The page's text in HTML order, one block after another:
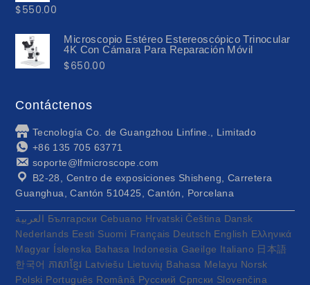
$550.00
Microscopio Estéreo Estereoscópico Trinocular
4K Con Cámara Para Reparación Móvil
$650.00
Contáctenos
Tecnología Co. de Guangzhou Linfine., Limitado
+86 135 705 63771
soporte@lfmicroscope.com
B2-28, Centro de exposiciones Shisheng, Carretera
Guanghua, Cantón 510425, Cantón, Porcelana
العربية Български Cebuano Hrvatski Čeština Dansk
Nederlands Eesti Suomi Français Deutsch English Ελληνικά
Magyar Íslenska Bahasa Indonesia Gaeilge Italiano 日本語
한국어 ភាសាខ្មែរ Latviešu Lietuvių Bahasa Melayu Norsk
Polski Português Română Русский Српски Slovenčina